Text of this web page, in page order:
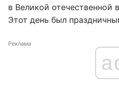
в Великой отечественной
Этот день был
Реклама